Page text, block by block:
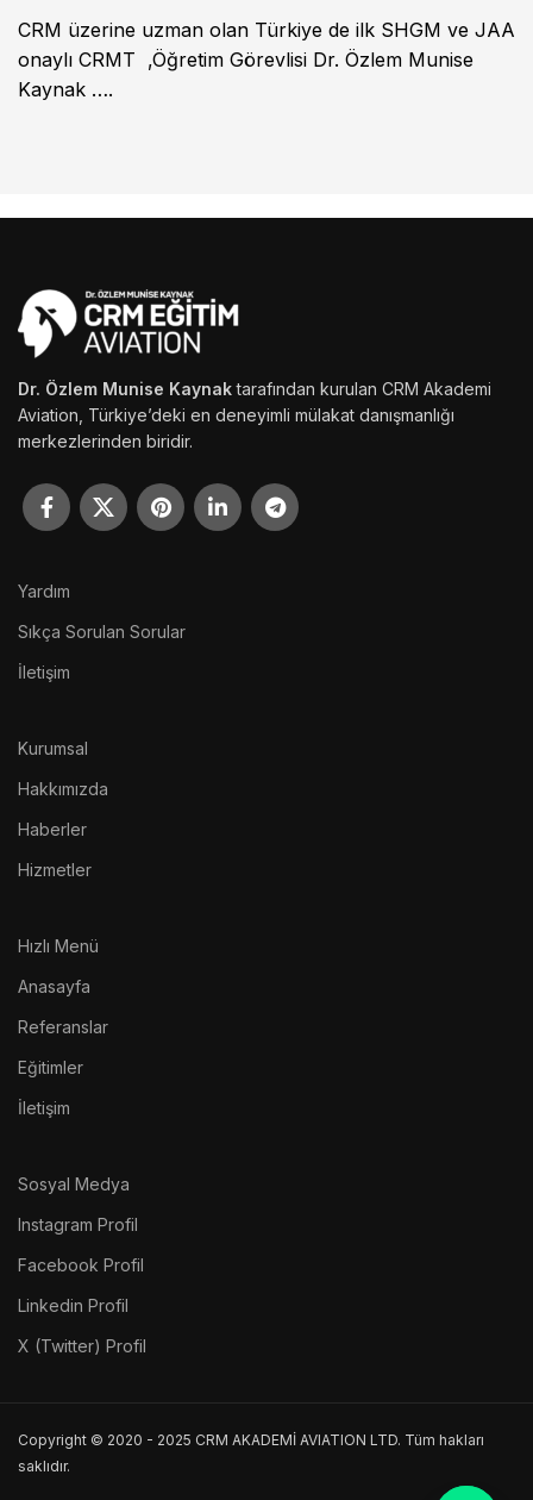
CRM üzerine uzman olan Türkiye de ilk SHGM ve JAA
onaylı CRMT ,Öğretim Görevlisi Dr. Özlem Munise
Kaynak ….
Dr. Özlem Munise Kaynaktarafından kurulan CRM Akademi
Aviation, Türkiye’deki en deneyimli mülakat danışmanlığı
merkezlerinden biridir.
Yardım
Sıkça Sorulan Sorular
İletişim
Kurumsal
Hakkımızda
Haberler
Hizmetler
Hızlı Menü
Anasayfa
Referanslar
Eğitimler
İletişim
Sosyal Medya
Instagram Profil
Facebook Profil
Linkedin Profil
X (Twitter) Profil
Copyright © 2020 - 2025 CRM AKADEMİ AVIATION LTD. Tüm hakları
saklıdır.